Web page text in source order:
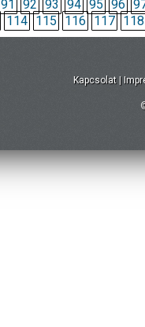
91 92 93 94 95 96
114 115 116 117 118
Kapcsolat |